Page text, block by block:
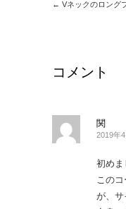
← Vネックのロング
コメント
関
2019年
初めま
この
が、サ